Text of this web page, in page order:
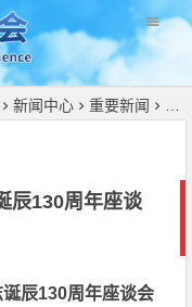
新闻中心 重要新闻
辰130周年座谈
辰130周年座谈会